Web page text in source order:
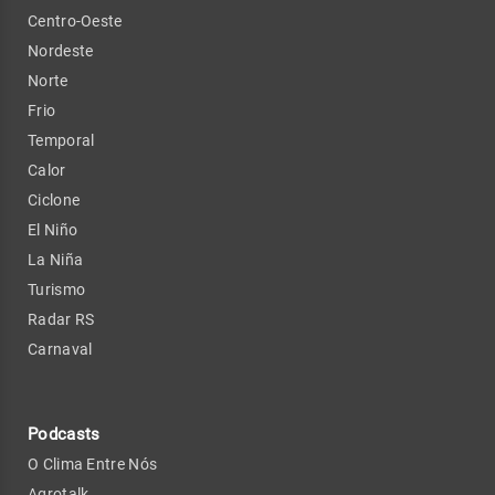
Centro-Oeste
Nordeste
Norte
Frio
Temporal
Calor
Ciclone
El Niño
La Niña
Turismo
Radar RS
Carnaval
Podcasts
O Clima Entre Nós